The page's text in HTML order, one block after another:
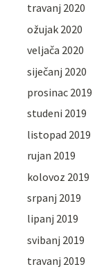
travanj 2020
ožujak 2020
veljača 2020
siječanj 2020
prosinac 2019
studeni 2019
listopad 2019
rujan 2019
kolovoz 2019
srpanj 2019
lipanj 2019
svibanj 2019
travanj 2019